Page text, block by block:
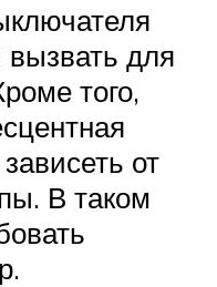
вызвать для
того,
от
В таком